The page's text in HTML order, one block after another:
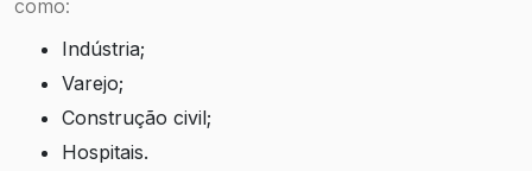
como:
Indústria;
Varejo;
Construção civil;
Hospitais.